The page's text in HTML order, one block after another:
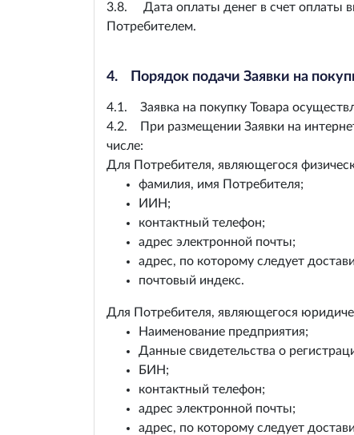
3.8. Дата оплаты денег в счет оплаты
Потребителем.
4. Порядок подачи Заявки на
4.1. Заявка на покупку Товара
4.2. При размещении Заявки на
числе:
Для Потребителя, являющегося
фамилия, имя Потребителя;
ИИН;
контактный телефон;
адрес электронной почты;
адрес, по которому следует
почтовый индекс.
Для Потребителя, являющегося
Наименование предприятия;
Данные свидетельства о
БИН;
контактный телефон;
адрес электронной почты;
адрес, по которому следует